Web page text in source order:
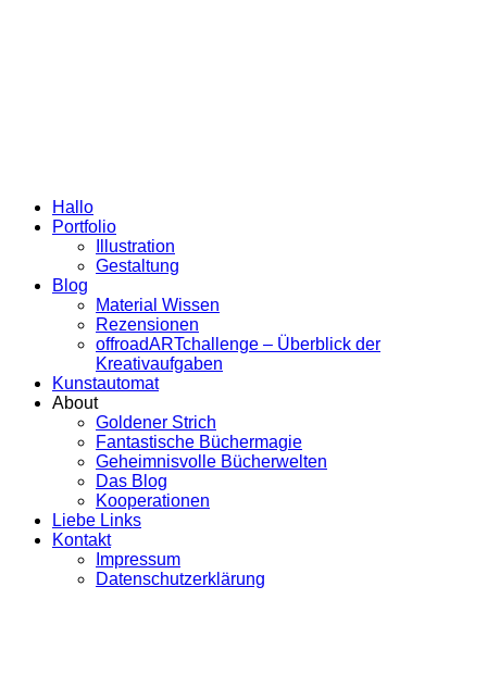
Hallo
Portfolio
Illustration
Gestaltung
Blog
Material Wissen
Rezensionen
offroadARTchallenge – Überblick der
Kreativaufgaben
Kunstautomat
About
Goldener Strich
Fantastische Büchermagie
Geheimnisvolle Bücherwelten
Das Blog
Kooperationen
Liebe Links
Kontakt
Impressum
Datenschutzerklärung